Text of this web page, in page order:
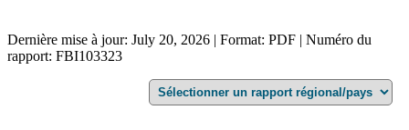
Dernière mise à jour: July 20, 2026 | Format: PDF | Numéro du
rapport: FBI103323